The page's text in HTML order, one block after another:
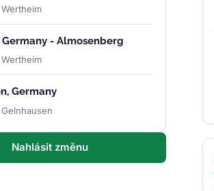
Wertheim
- Almosenberg
Wertheim
Germany
Gelnhausen
Nahlásit změnu